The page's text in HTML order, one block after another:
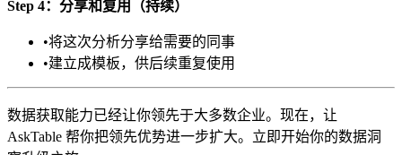
Step 4：分享和复用（持续）
•将这次分析分享给需要的同事
•建立成模板，供后续重复使用
数据获取能力已经让你领先于大多数企业。现在，让
AskTable 帮你把领先优势进一步扩大。立即开始你的数据洞